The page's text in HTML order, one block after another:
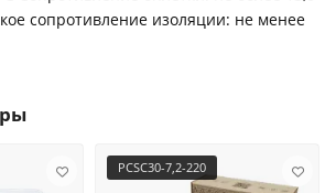
сопротивление изоляции: не менее
PCSC30-7,2-220